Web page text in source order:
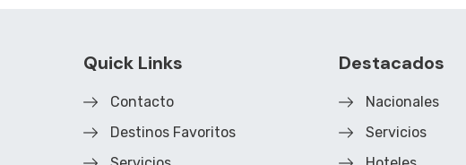
Quick Links
Contacto
Destinos Favoritos
Destacados
Nacionales
Servicios